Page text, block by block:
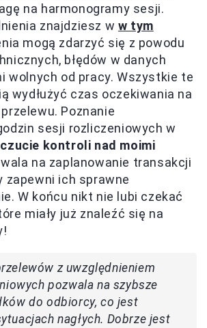
na harmonogramy sesji.
znajdziesz w w tym
mogą zdarzyć się z powodu
błędów w danych
wolnych od pracy. Wszystkie te
wydłużyć czas oczekiwania na
Poznanie
sesji rozliczeniowych w
kontroli nad moimi
na zaplanowanie transakcji
zapewni ich sprawne
W końcu nikt nie lubi czekać
miały już znaleźć się na
z uwzględnieniem
pozwala na szybsze
do odbiorcy, co jest
nagłych. Dobrze jest